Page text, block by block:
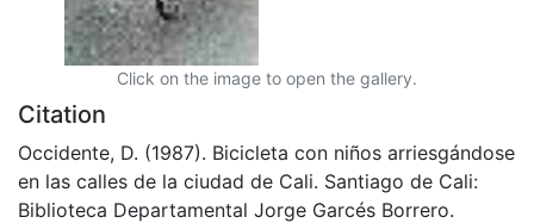
Click on the image to open the gallery.
Citation
Occidente, D. (1987). Bicicleta con niños arriesgándose
en las calles de la ciudad de Cali. Santiago de Cali:
Biblioteca Departamental Jorge Garcés Borrero.